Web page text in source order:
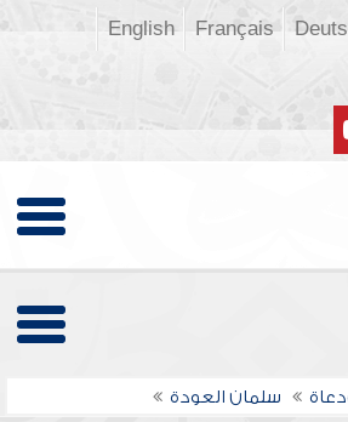
Français
English
سلمان العودة